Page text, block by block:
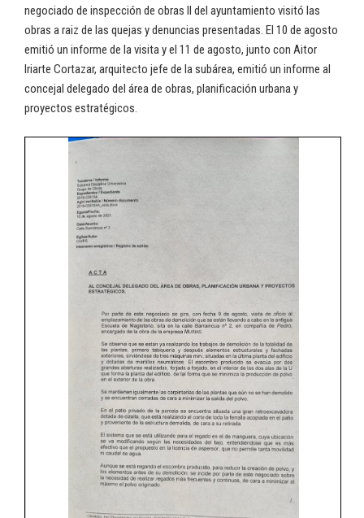
negociado de inspección de obras II del ayuntamiento visitó las
obras a raiz de las quejas y denuncias presentadas. El 10 de agosto
emitió un informe de la visita y el 11 de agosto, junto con Aitor
Iriarte Cortazar, arquitecto jefe de la subárea, emitió un informe al
concejal delegado del área de obras, planificación urbana y
proyectos estratégicos.